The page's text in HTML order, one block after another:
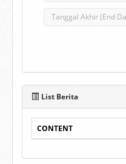
List Berita
CONTENT